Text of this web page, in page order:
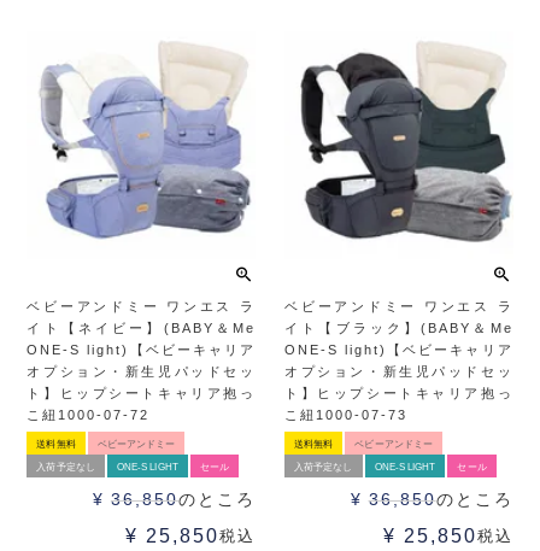
ベビーアンドミー ワンエス ラ
イト【ネイビー】(BABY＆Me
ONE-S light)【ベビーキャリア
オプション・新生児パッドセッ
ト】ヒップシートキャリア抱っ
こ紐1000-07-72
送料無料 ベビーアンドミー
入荷予定なし ONE-S LIGHT セール
¥ 36,850のところ
¥ 25,850税込
ベビーアンドミー ワンエス ラ
イト【ブラック】(BABY＆Me
ONE-S light)【ベビーキャリア
オプション・新生児パッドセッ
ト】ヒップシートキャリア抱っ
こ紐1000-07-73
送料無料 ベビーアンドミー
入荷予定なし ONE-S LIGHT セール
¥ 36,850のところ
¥ 25,850税込